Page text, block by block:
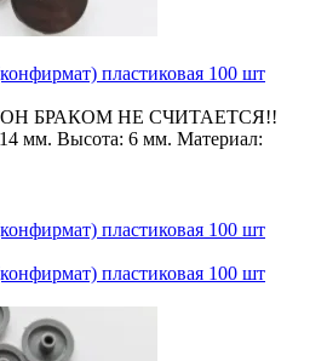
пластиковая 100 шт
БРАКОМ НЕ СЧИТАЕТСЯ!!
мм. Высота: 6 мм. Материал:
пластиковая 100 шт
пластиковая 100 шт